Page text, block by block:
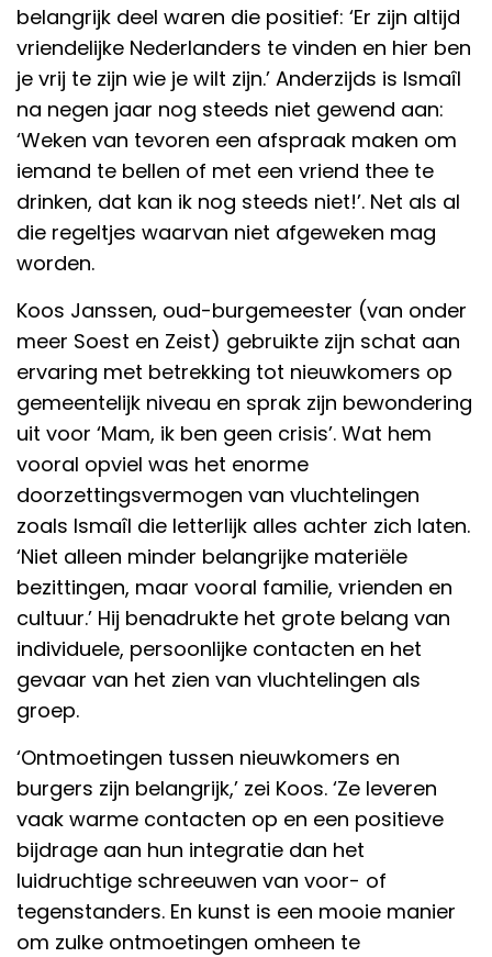
belangrijk deel waren die positief: ‘Er zijn altijd
vriendelijke Nederlanders te vinden en hier ben
je vrij te zijn wie je wilt zijn.’ Anderzijds is Ismaîl
na negen jaar nog steeds niet gewend aan:
‘Weken van tevoren een afspraak maken om
iemand te bellen of met een vriend thee te
drinken, dat kan ik nog steeds niet!’. Net als al
die regeltjes waarvan niet afgeweken mag
worden.
Koos Janssen, oud-burgemeester (van onder
meer Soest en Zeist) gebruikte zijn schat aan
ervaring met betrekking tot nieuwkomers op
gemeentelijk niveau en sprak zijn bewondering
uit voor ‘Mam, ik ben geen crisis’. Wat hem
vooral opviel was het enorme
doorzettingsvermogen van vluchtelingen
zoals Ismaîl die letterlijk alles achter zich laten.
‘Niet alleen minder belangrijke materiële
bezittingen, maar vooral familie, vrienden en
cultuur.’ Hij benadrukte het grote belang van
individuele, persoonlijke contacten en het
gevaar van het zien van vluchtelingen als
groep.
‘Ontmoetingen tussen nieuwkomers en
burgers zijn belangrijk,’ zei Koos. ‘Ze leveren
vaak warme contacten op en een positieve
bijdrage aan hun integratie dan het
luidruchtige schreeuwen van voor- of
tegenstanders. En kunst is een mooie manier
om zulke ontmoetingen omheen te